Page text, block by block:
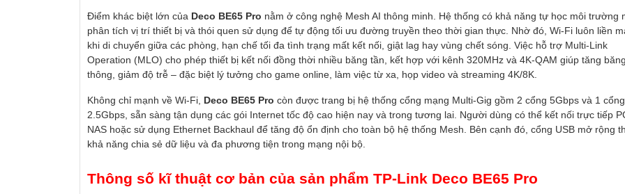
Điểm khác biệt lớn của Deco BE65 Pro nằm ở công nghệ Mesh AI thông minh. Hệ thống có khả năng tự học môi trường
phân tích vị trí thiết bị và thói quen sử dụng để tự động tối ưu đường truyền theo thời gian thực. Nhờ đó, Wi-Fi luôn liền
khi di chuyển giữa các phòng, hạn chế tối đa tình trạng mất kết nối, giật lag hay vùng chết sóng. Việc hỗ trợ Multi-Link
Operation (MLO) cho phép thiết bị kết nối đồng thời nhiều băng tần, kết hợp với kênh 320MHz và 4K-QAM giúp tăng băng
thông, giảm độ trễ – đặc biệt lý tưởng cho game online, làm việc từ xa, họp video và streaming 4K/8K.
Không chỉ mạnh về Wi-Fi, Deco BE65 Pro còn được trang bị hệ thống cổng mạng Multi-Gig gồm 2 cổng 5Gbps và 1 cổng
2.5Gbps, sẵn sàng tận dụng các gói Internet tốc độ cao hiện nay và trong tương lai. Người dùng có thể kết nối trực tiếp
NAS hoặc sử dụng Ethernet Backhaul để tăng độ ổn định cho toàn bộ hệ thống Mesh. Bên cạnh đó, cổng USB mở rộng
khả năng chia sẻ dữ liệu và đa phương tiện trong mạng nội bộ.
Thông số kĩ thuật cơ bản của sản phẩm TP-Link Deco BE65 Pro